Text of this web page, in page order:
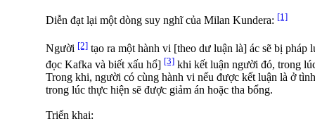
Diễn đạt lại một dòng suy nghĩ của Milan Kundera: [1]
Người [2] tạo ra một hành vi [theo dư luận là] ác sẽ bị pháp
đọc Kafka và biết xấu hổ] [3] khi kết luận người đó, trong
Trong khi, người có cùng hành vi nếu được kết luận là ở
trong lúc thực hiện sẽ được giảm án hoặc tha bổng.
Triển khai: